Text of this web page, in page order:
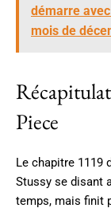
démarre
mois de
Piece
Le chapitre 1119
Stussy se disant
temps, mais finit